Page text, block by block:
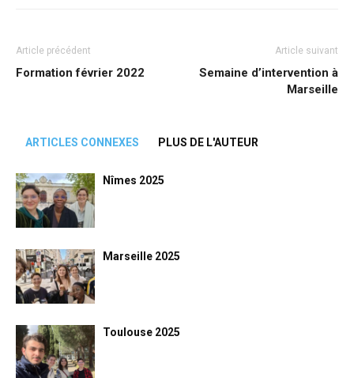
Article précédent
Formation février 2022
Article suivant
Semaine d’intervention à
Marseille
ARTICLES CONNEXES PLUS DE L'AUTEUR
Nîmes 2025
Marseille 2025
Toulouse 2025